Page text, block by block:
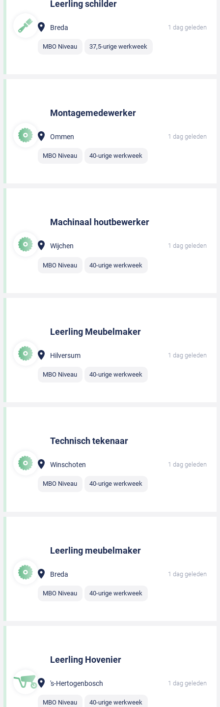
Leerling schilder
Breda 1 dag geleden
MBO Niveau 37,5-urige werkweek
Montagemedewerker
Ommen 1 dag geleden
MBO Niveau 40-urige werkweek
Machinaal houtbewerker
Wijchen 1 dag geleden
MBO Niveau 40-urige werkweek
Leerling Meubelmaker
Hilversum 1 dag geleden
MBO Niveau 40-urige werkweek
Technisch tekenaar
Winschoten 1 dag geleden
MBO Niveau 40-urige werkweek
Leerling meubelmaker
Breda 1 dag geleden
MBO Niveau 40-urige werkweek
Leerling Hovenier
's-Hertogenbosch 1 dag geleden
MBO Niveau 40-urige werkweek